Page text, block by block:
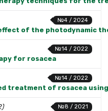
№4 / 2024
of the photodynamic
№14 / 2022
for rosacea
№14 / 2022
treatment of rosacea
№8 / 2021